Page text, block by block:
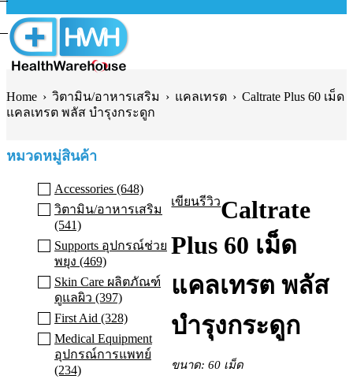
Home › วิตามิน/อาหารเสริม › แคลเทรต › Caltrate Plus 60 เม็ด
แคลเทรต พลัส บำรุงกระดูก
หมวดหมู่สินค้า
Accessories (648)
วิตามิน/อาหารเสริม
(541)
Supports อุปกรณ์ช่วย
พยุง (469)
Skin Care ผลิตภัณฑ์
ดูแลผิว (397)
First Aid (328)
Medical Equipment
อุปกรณ์การแพทย์
(234)
เขียนรีวิวCaltrate
Plus 60 เม็ด
แคลเทรต พลัส
บำรุงกระดูก
ขนาด: 60 เม็ด